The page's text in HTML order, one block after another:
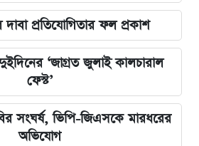
প্রতিযোগিতার ফল প্রকাশ
‘জাগ্রত জুলাই কালচারাল
ফেস্ট’
সংঘর্ষ, ভিপি-জিএসকে মারধরের
অভিযোগ